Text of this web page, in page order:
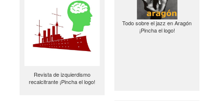
Revista de izquierdismo
recalcitrante ¡Pincha el logo!
Todo sobre el jazz en Aragón
¡Pincha el logo!